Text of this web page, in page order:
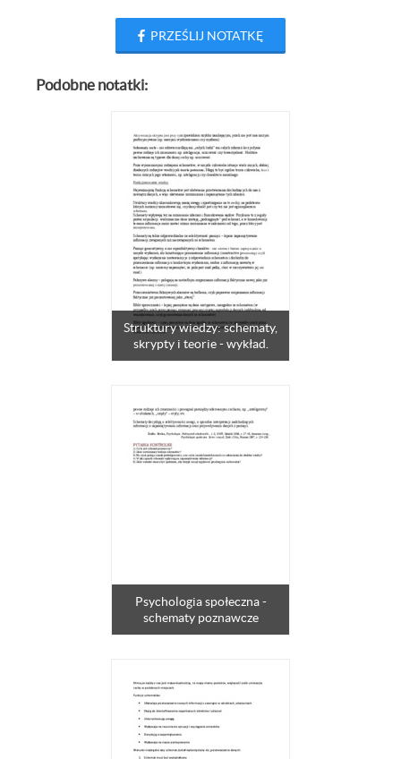
PRZEŚLIJ NOTATKĘ
Podobne notatki:
Struktury wiedzy: schematy,
skrypty i teorie - wykład.
Psychologia społeczna -
schematy poznawcze